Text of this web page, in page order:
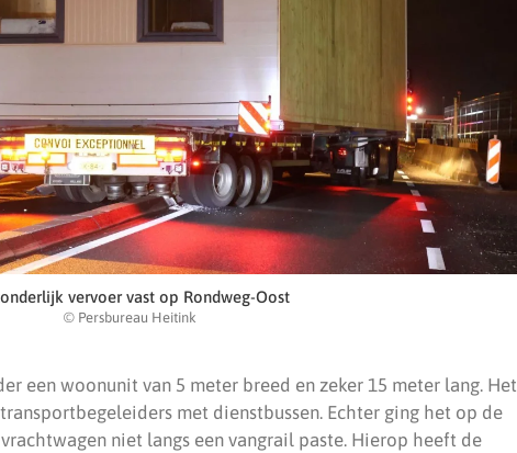
vervoer vast op Rondweg-Oost
© Persbureau Heitink
een woonunit van 5 meter breed en zeker 15 meter lang. Het
met dienstbussen. Echter ging het op de
niet langs een vangrail paste. Hierop heeft de